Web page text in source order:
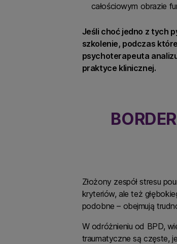
całościowym obrazie
Jeśli choć jedno z tych
szkolenie, podczas
psychoterapeuta
praktyce klinicznej.
Złożony zespół stresu
kryteriów, ale też
podobne – obejmują
W odróżnieniu od BPD,
traumatyczne są częste,